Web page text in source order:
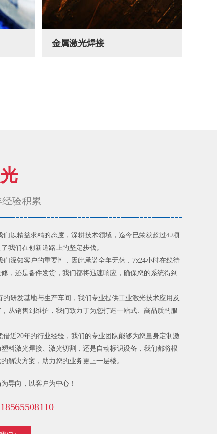
金属激光焊接
验积累
们以精益求精的态度，深耕技术领域，迄今已荣获超过40项
我们在创新道路上的坚定步伐。
们深知客户的重要性，因此承诺全年无休，7x24小时在线待
，还是备件发货，我们都将迅速响应，确保您的系统得到
研发基地与生产车间，我们专业提供工业激光技术应用及
从销售到维护，我们致力于为您打造一站式、高品质的服
借近20年的行业经验，我们的专业团队能够为您量身定制激
料激光焊接、激光切割，还是自动标识设备，我们都将根
解决方案，助力您的业务更上一层楼。
导向，以客户为中心！